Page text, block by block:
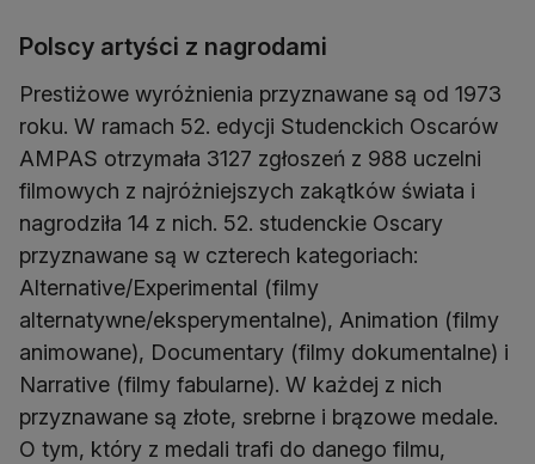
Polscy artyści z nagrodami
Prestiżowe wyróżnienia przyznawane są od 1973
roku. W ramach 52. edycji Studenckich Oscarów
AMPAS otrzymała 3127 zgłoszeń z 988 uczelni
filmowych z najróżniejszych zakątków świata i
nagrodziła 14 z nich. 52. studenckie Oscary
przyznawane są w czterech kategoriach:
Alternative/Experimental (filmy
alternatywne/eksperymentalne), Animation (filmy
animowane), Documentary (filmy dokumentalne) i
Narrative (filmy fabularne). W każdej z nich
przyznawane są złote, srebrne i brązowe medale.
O tym, który z medali trafi do danego filmu,